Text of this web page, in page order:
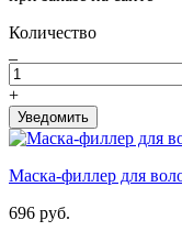
Количество
+
Уведомить
Маска-филлер для
696 руб.